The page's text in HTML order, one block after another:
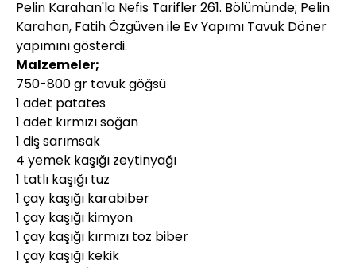
Pelin Karahan'la Nefis Tarifler 261. Bölümünde; Pelin
Karahan, Fatih Özgüven ile Ev Yapımı Tavuk Döner
yapımını gösterdi.
Malzemeler;
750-800 gr tavuk göğsü
1 adet patates
1 adet kırmızı soğan
1 diş sarımsak
4 yemek kaşığı zeytinyağı
1 tatlı kaşığı tuz
1 çay kaşığı karabiber
1 çay kaşığı kimyon
1 çay kaşığı kırmızı toz biber
1 çay kaşığı kekik